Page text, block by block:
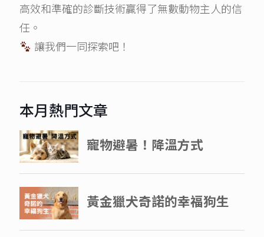
高效和準確的診斷技術贏得了無數動物主人的信
任。
讓我們一同探索吧！
本月熱門文章